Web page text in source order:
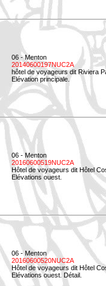
06 - Menton
20140600197NUC2A
hôtel de voyageurs dit Riviera
Elévation principale.
06 - Menton
20160600519NUC2A
Hôtel de voyageurs dit Hôtel
Elévations ouest.
06 - Menton
20160600520NUC2A
Hôtel de voyageurs dit Hôtel
Elévations ouest. Détail.